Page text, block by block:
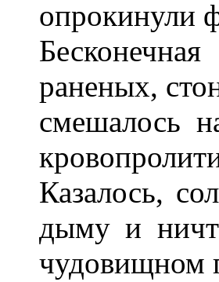
опрокинули
раненых,
смешалось
Казалось,
дыму и
чудовищном